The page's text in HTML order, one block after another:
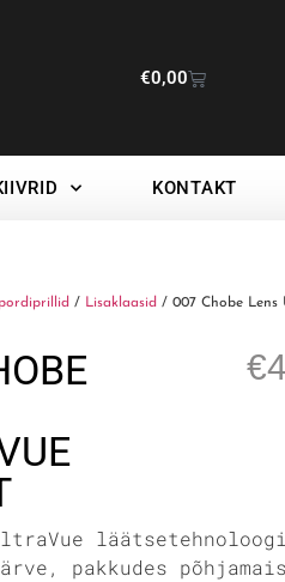
€0,00
KONTAKT
/ Lisaklaasid / 007 Chobe Lens
€
pakkudes